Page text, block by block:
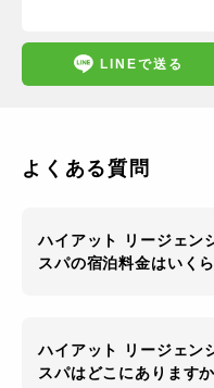
LINEで送る
よくある質問
ハイアット リージェン
スパの宿泊料金はいく
ハイアット リージェン
スパはどこにあります